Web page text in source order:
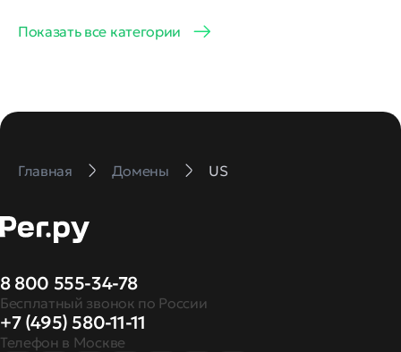
Показать все категории
Главная Домены US
8 800 555-34-78
Бесплатный звонок по России
+7 (495) 580-11-11
Телефон в Москве